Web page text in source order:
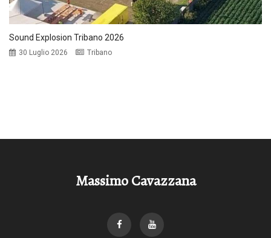
Sound Explosion Tribano 2026
30 Luglio 2026 Tribano
Massimo Cavazzana